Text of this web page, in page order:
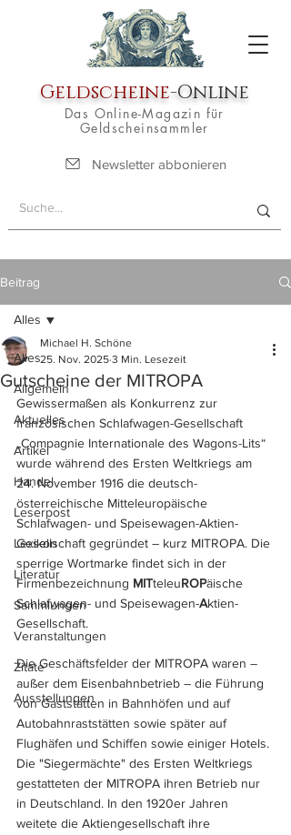
Geldscheine-Online
Das Online-Magazin für
Geldscheinsammler
Newsletter abbonieren
Beitrag
Alles
Allgemein
Aktuelles
Artikel
Handel
Leserpost
Lexikon
Literatur
Sammlungen
Veranstaltungen
Zitate
Ausstellungen
Alles
Gutscheine der MITROPA
Michael H. Schöne
25. Nov. 2025 3 Min. Lesezeit
Gewissermaßen als Konkurrenz zur
französischen Schlafwagen-Gesellschaft
„Compagnie Internationale des Wagons-Lits“
wurde während des Ersten Weltkriegs am
24. November 1916 die deutsch-
österreichische Mitteleuropäische
Schlafwagen- und Speisewagen-Aktien-
Gesellschaft gegründet – kurz MITROPA. Die
sperrige Wortmarke findet sich in der
Firmenbezeichnung MITteleuROPäische
Schlafwagen- und Speisewagen-Aktien-
Gesellschaft.
Die Geschäftsfelder der MITROPA waren –
außer dem Eisenbahnbetrieb – die Führung
von Gaststätten in Bahnhöfen und auf
Autobahnraststätten sowie später auf
Flughäfen und Schiffen sowie einiger Hotels.
Die "Siegermächte" des Ersten Weltkriegs
gestatteten der MITROPA ihren Betrieb nur
in Deutschland. In den 1920er Jahren
weitete die Aktiengesellschaft ihre